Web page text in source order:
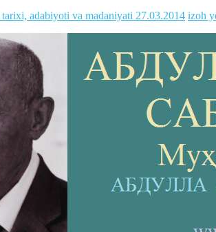
adabiyoti va madaniyati 27.03.2014 izoh